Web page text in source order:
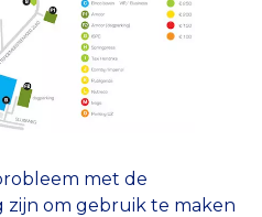
met de
zijn om gebruik te maken